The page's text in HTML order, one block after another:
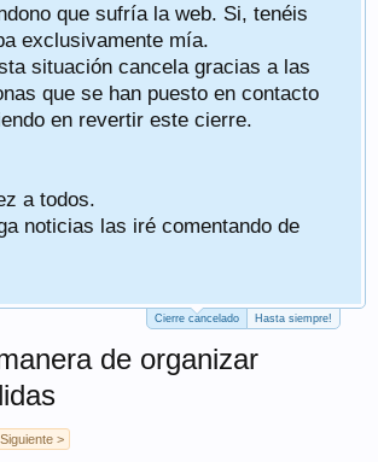
que sufría la web. Si, tenéis
exclusivamente mía.
situación cancela gracias a las
que se han puesto en contacto
en revertir este cierre.
a todos.
noticias las iré comentando de
Cierre cancelado Hasta siempre!
de organizar
Siguiente >